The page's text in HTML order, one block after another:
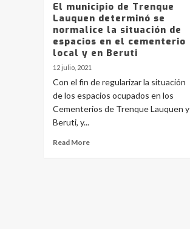
El municipio de Trenque
Lauquen determinó se
normalice la situación de
espacios en el cementerio
local y en Beruti
12 julio, 2021
Con el fin de regularizar la situación
de los espacios ocupados en los
Cementerios de Trenque Lauquen y
Beruti, y...
Read More